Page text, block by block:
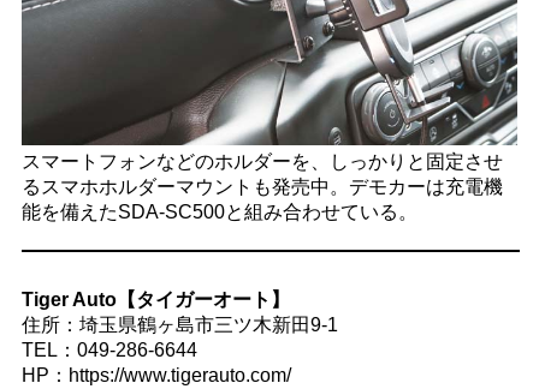
スマートフォンなどのホルダーを、しっかりと固定させ
るスマホホルダーマウントも発売中。デモカーは充電機
能を備えたSDA-SC500と組み合わせている。
Tiger Auto【タイガーオート】
住所：埼玉県鶴ヶ島市三ツ木新田9-1
TEL：049-286-6644
HP：https://www.tigerauto.com/